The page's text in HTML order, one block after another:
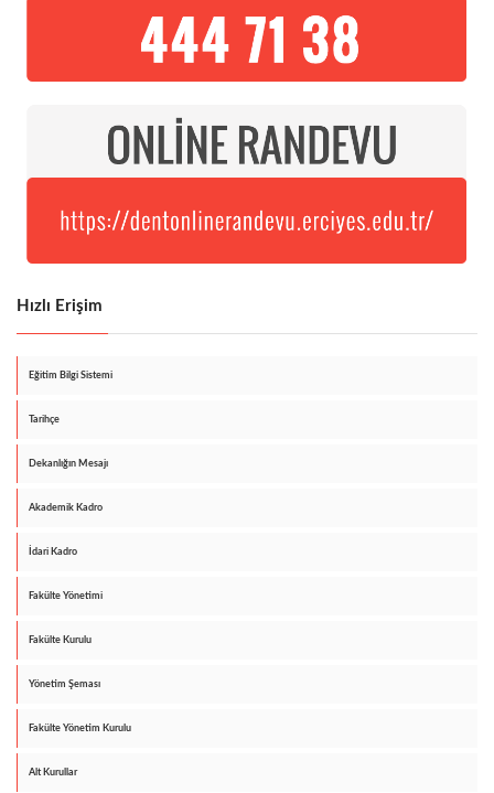
Hızlı Erişim
Eğitim Bilgi Sistemi
Tarihçe
Dekanlığın Mesajı
Akademik Kadro
İdari Kadro
Fakülte Yönetimi
Fakülte Kurulu
Yönetim Şeması
Fakülte Yönetim Kurulu
Alt Kurullar